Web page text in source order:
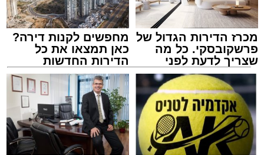
צילום: שמחה חסיד הצלה דרום
מערכת האתר / 00:47 09.08.26
מכרז הדירות הגדול של
פרשקובסקי. כל מה
שצריך לדעת לפני
שמגישים הצעה לדירה
באשדוד
מחפשים לקנות דירה?
כאן תמצאו את כל
הדירות החדשות
למכירה באשדוד >>>